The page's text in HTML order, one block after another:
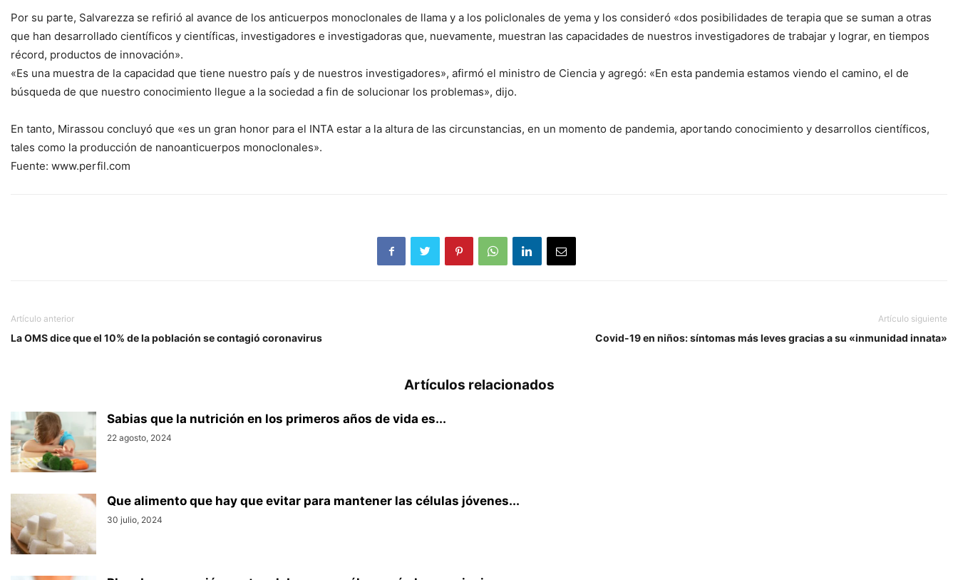
Por su parte, Salvarezza se refirió al avance de los anticuerpos monoclonales de llama y a los policlonales de yema y los consideró «dos posibilidades de terapia que se suman a otras
que han desarrollado científicos y científicas, investigadores e investigadoras que, nuevamente, muestran las capacidades de nuestros investigadores de trabajar y lograr, en tiempos
récord, productos de innovación».
«Es una muestra de la capacidad que tiene nuestro país y de nuestros investigadores», afirmó el ministro de Ciencia y agregó: «En esta pandemia estamos viendo el camino, el de
búsqueda de que nuestro conocimiento llegue a la sociedad a fin de solucionar los problemas», dijo.
En tanto, Mirassou concluyó que «es un gran honor para el INTA estar a la altura de las circunstancias, en un momento de pandemia, aportando conocimiento y desarrollos científicos,
tales como la producción de nanoanticuerpos monoclonales».
Fuente: www.perfil.com
Artículo anterior
La OMS dice que el 10% de la población se contagió coronavirus
Artículo siguiente
Covid-19 en niños: síntomas más leves gracias a su «inmunidad innata»
Artículos relacionados
Sabias que la nutrición en los primeros años de vida es...
22 agosto, 2024
Que alimento que hay que evitar para mantener las células jóvenes...
30 julio, 2024